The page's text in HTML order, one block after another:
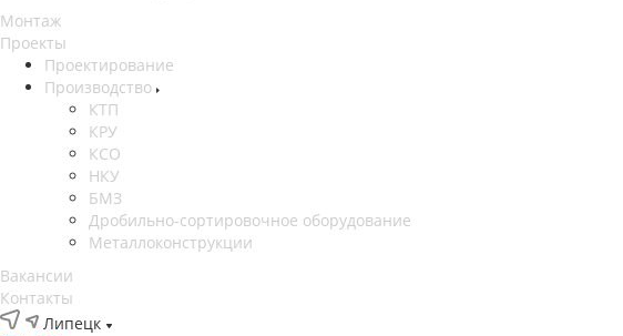
Монтаж
Проекты
Проектирование
Производство
КТП
КРУ
КСО
НКУ
БМЗ
Дробильно-сортировочное оборудование
Металлоконструкции
Вакансии
Контакты
Липецк